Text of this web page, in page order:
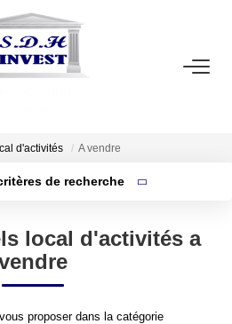
ACCUEIL
AGENCE
OUTILS
CONTACT
d'activités A vendre
de recherche
local d'activités a
proposer dans la catégorie